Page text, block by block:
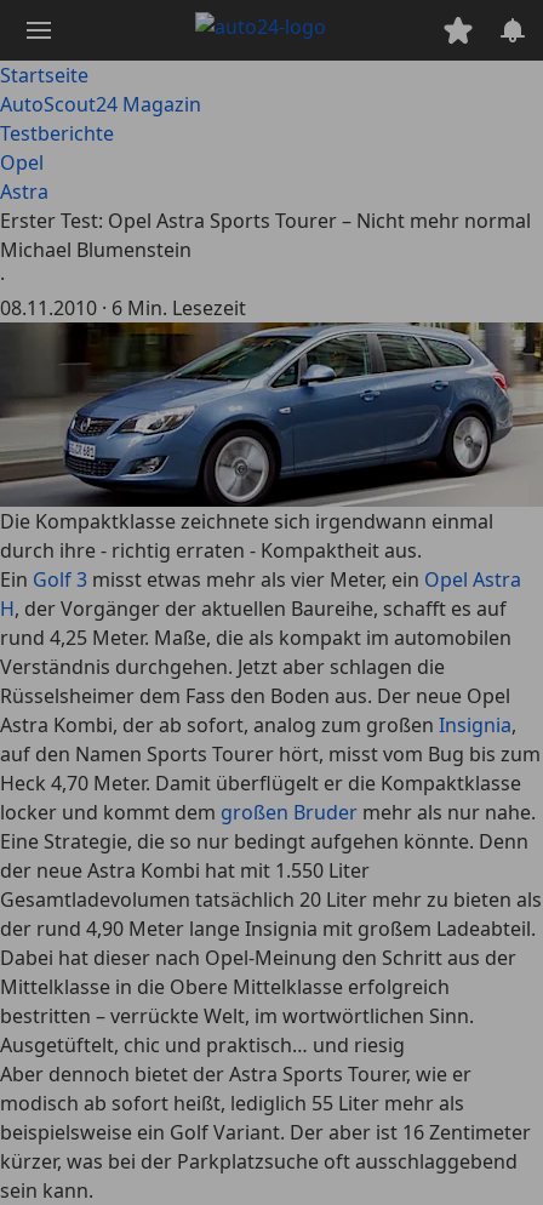
Hauptinhalt
springen
Startseite
AutoScout24 Magazin
Testberichte
Opel
Astra
Erster Test: Opel Astra Sports Tourer – Nicht mehr normal
Michael Blumenstein
·
08.11.2010 · 6 Min. Lesezeit
Die Kompaktklasse zeichnete sich irgendwann einmal
durch ihre - richtig erraten - Kompaktheit aus.
Ein Golf 3 misst etwas mehr als vier Meter, ein Opel Astra
H, der Vorgänger der aktuellen Baureihe, schafft es auf
rund 4,25 Meter. Maße, die als kompakt im automobilen
Verständnis durchgehen. Jetzt aber schlagen die
Rüsselsheimer dem Fass den Boden aus. Der neue Opel
Astra Kombi, der ab sofort, analog zum großen Insignia,
auf den Namen Sports Tourer hört, misst vom Bug bis zum
Heck 4,70 Meter. Damit überflügelt er die Kompaktklasse
locker und kommt dem großen Bruder mehr als nur nahe.
Eine Strategie, die so nur bedingt aufgehen könnte. Denn
der neue Astra Kombi hat mit 1.550 Liter
Gesamtladevolumen tatsächlich 20 Liter mehr zu bieten als
der rund 4,90 Meter lange Insignia mit großem Ladeabteil.
Dabei hat dieser nach Opel-Meinung den Schritt aus der
Mittelklasse in die Obere Mittelklasse erfolgreich
bestritten – verrückte Welt, im wortwörtlichen Sinn.
Ausgetüftelt, chic und praktisch… und riesig
Aber dennoch bietet der Astra Sports Tourer, wie er
modisch ab sofort heißt, lediglich 55 Liter mehr als
beispielsweise ein Golf Variant. Der aber ist 16 Zentimeter
kürzer, was bei der Parkplatzsuche oft ausschlaggebend
sein kann.